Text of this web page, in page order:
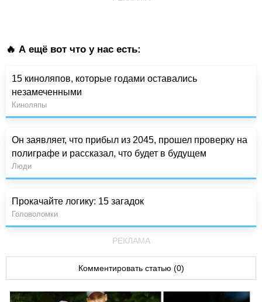
🔥 А ещё вот что у нас есть:
15 киноляпов, которые годами оставались
незамеченными
Киноляпы
Он заявляет, что прибыл из 2045, прошел проверку на
полиграфе и рассказал, что будет в будущем
Люди
Прокачайте логику: 15 загадок
Головоломки
РЕКЛАМА
Комментировать статью (0)